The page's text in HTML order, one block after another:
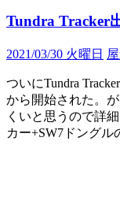
Tundra Tracker
2021/03/30 火曜日
ついにTundra
から開始された。
くいと思うので詳
カー+SW7ドングル